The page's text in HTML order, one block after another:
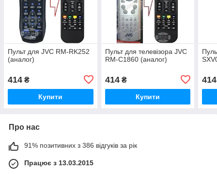
Пульт для JVC RM-RK252
(аналог)
414 ₴
Купити
Пульт для телевізора JVC
RM-C1860 (аналог)
414₴
Купити
414
Про нас
91% позитивних з 386 відгуків за рік
Працює з 13.03.2015